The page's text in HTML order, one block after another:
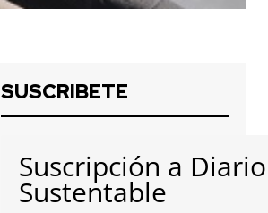
SUSCRIBETE
Suscripción a Diario
Sustentable